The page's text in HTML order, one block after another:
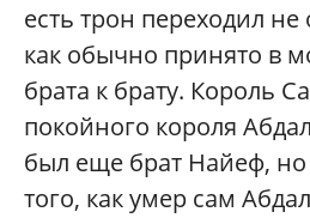
есть трон переходил не
как обычно принято в
брата к брату. Король
покойного короля
был еще брат Найеф,
того, как умер сам